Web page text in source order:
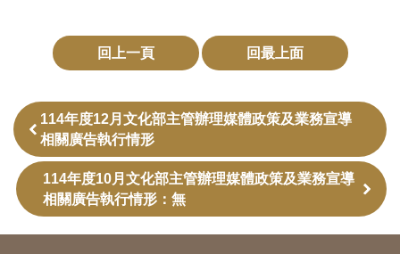
訊
展
覽
回上一頁 回最上面
114年度12月文化部主管辦理媒體政策及業務宣導
相關廣告執行情形
114年度10月文化部主管辦理媒體政策及業務宣導
相關廣告執行情形：無